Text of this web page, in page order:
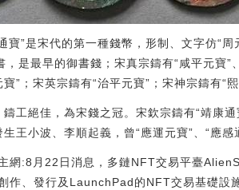
”是宋代的第一種錢幣，形制、文字仿“周
是最早的御書錢；宋真宗鑄有“咸平元寶”
”；宋英宗鑄有“治平元寶”；宋神宗鑄有“熙
工絕佳，為宋錢之冠。宋欽宗鑄有“靖康
王小波、李順起義，曾“應運元寶”、“應感
網:8月22日消息，多鏈NFT交易平臺
作、發行及LaunchPad的NFT交易基礎